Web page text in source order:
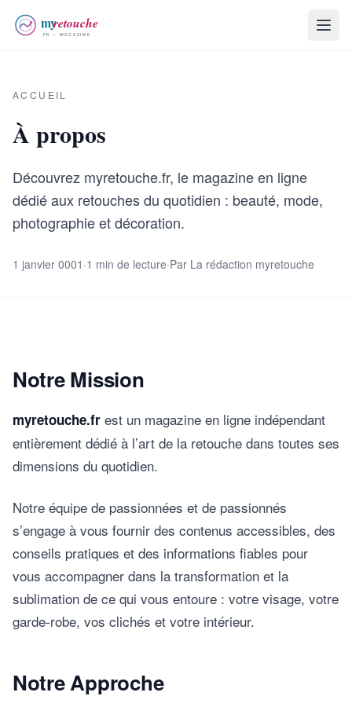
ACCUEIL
À propos
Découvrez myretouche.fr, le magazine en ligne
dédié aux retouches du quotidien : beauté, mode,
photographie et décoration.
1 janvier 0001 ·1 min de lecture·Par La rédaction myretouche
Notre Mission
myretouche.fr est un magazine en ligne indépendant
entièrement dédié à l’art de la retouche dans toutes ses
dimensions du quotidien.
Notre équipe de passionnées et de passionnés
s’engage à vous fournir des contenus accessibles, des
conseils pratiques et des informations fiables pour
vous accompagner dans la transformation et la
sublimation de ce qui vous entoure : votre visage, votre
garde-robe, vos clichés et votre intérieur.
Notre Approche